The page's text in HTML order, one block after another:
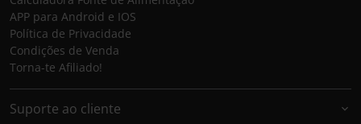
APP para Android e IOS
Política de Privacidade
Condições de Venda
Torna-te Afiliado!
Suporte ao cliente